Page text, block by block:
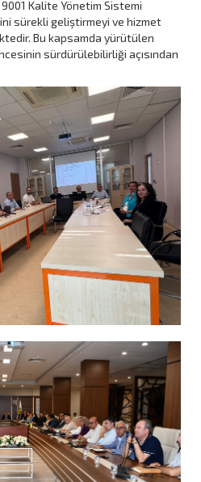
Kalite Yönetim Sistemi
sürekli geliştirmeyi ve hizmet
Bu kapsamda yürütülen
sürdürülebilirliği açısından